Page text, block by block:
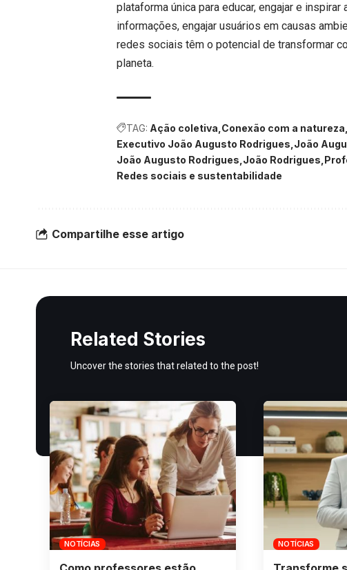
plataforma única para educar, engajar e
informações, engajar usuários em causas
redes sociais têm o potencial de transformar
planeta.
TAG: Ação coletiva Conexão com a natureza
Executivo João Augusto Rodrigues João
João Augusto Rodrigues João Rodrigues
Redes sociais e sustentabilidade
Compartilhe esse artigo
Related Stories
Uncover the stories that related to the post!
NOTÍCIAS NOTÍCIAS